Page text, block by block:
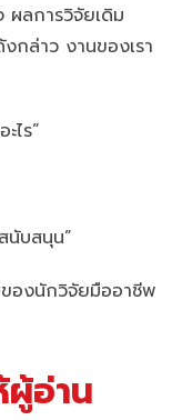
ผลการวิจัยเดิม
กล่าว งานของเรา
ไร”
นับสนุน”
องนักวิจัยมืออาชีพ
อ่าน